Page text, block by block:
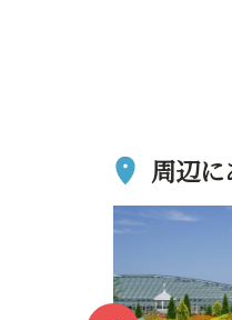
周辺